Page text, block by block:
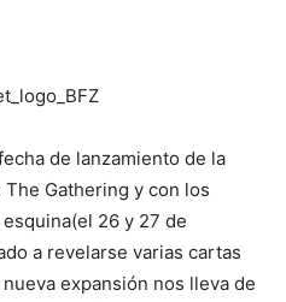
de lanzamiento de la
Gathering y con los
26 y 27 de
a revelarse varias cartas
expansión nos lleva de